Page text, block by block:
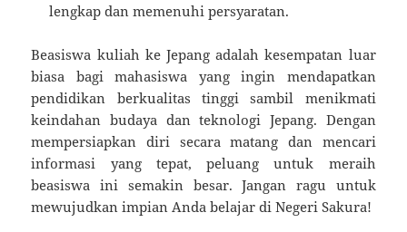
lengkap dan memenuhi persyaratan.
Beasiswa kuliah ke Jepang adalah kesempatan luar
biasa bagi mahasiswa yang ingin mendapatkan
pendidikan berkualitas tinggi sambil menikmati
keindahan budaya dan teknologi Jepang. Dengan
mempersiapkan diri secara matang dan mencari
informasi yang tepat, peluang untuk meraih
beasiswa ini semakin besar. Jangan ragu untuk
mewujudkan impian Anda belajar di Negeri Sakura!